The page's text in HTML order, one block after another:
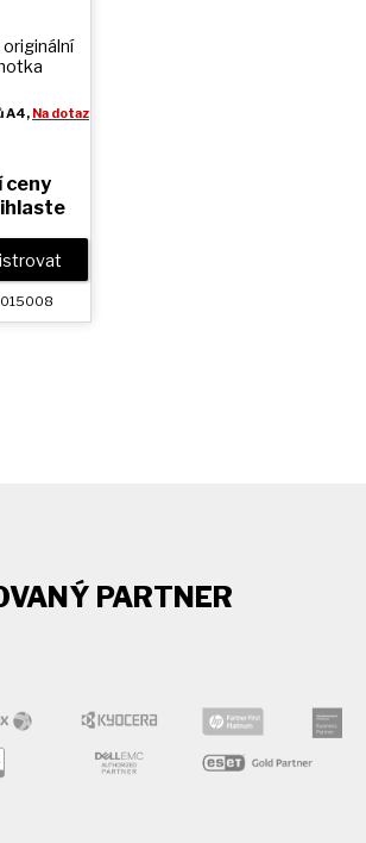
A4, Na dotaz
ceny
PARTNER